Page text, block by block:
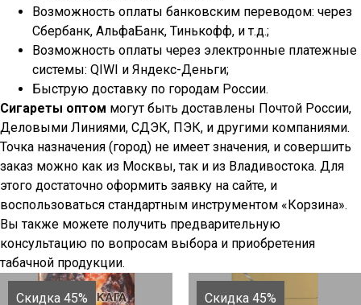
Возможность оплаты банковским переводом: через
Сбербанк, АльфаБанк, Тинькофф, и т.д.;
Возможность оплаты через электронные платежные
системы: QIWI и Яндекс-Деньги;
Быструю доставку по городам России.
Сигареты оптом могут быть доставлены Почтой России,
Деловыми Линиями, СДЭК, ПЭК, и другими компаниями.
Точка назначения (город) не имеет значения, и совершить
заказ можно как из Москвы, так и из Владивостока. Для
этого достаточно оформить заявку на сайте, и
воспользоваться стандартным инструментом «Корзина».
Вы также можете получить предварительную
консультацию по вопросам выбора и приобретения
табачной продукции.
Скидка 45% Скидка 45%